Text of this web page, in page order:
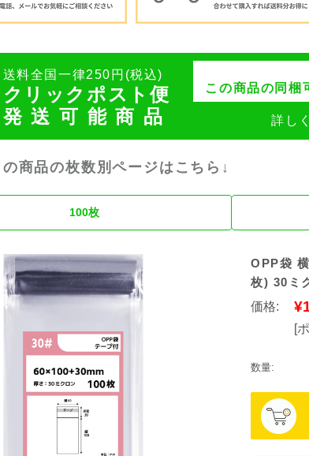
送料全国一律250円(税込)
クリックポスト便
発送可能商品
この商品の同梱
詳し
の商品の枚数別ページはこちら↓
100枚
OPP袋
枚) 30ミ
価格:
[
数量: